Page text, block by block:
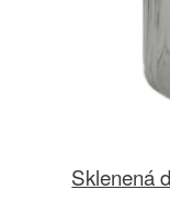
Sklenená